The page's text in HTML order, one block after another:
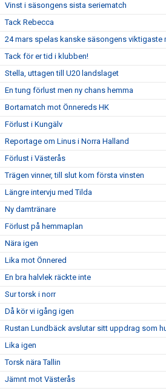
Vinst i säsongens sista seriematch
Tack Rebecca
24 mars spelas kanske säsongens viktigaste
Tack för er tid i klubben!
Stella, uttagen till U20 landslaget
En tung förlust men ny chans hemma
Bortamatch mot Önnereds HK
Förlust i Kungälv
Reportage om Linus i Norra Halland
Förlust i Västerås
Trägen vinner, till slut kom första vinsten
Längre intervju med Tilda
Ny damtränare
Förlust på hemmaplan
Nära igen
Lika mot Önnered
En bra halvlek räckte inte
Sur torsk i norr
Då kör vi igång igen
Rustan Lundbäck avslutar sitt uppdrag som
Lika igen
Torsk nära Tallin
Jämnt mot Västerås